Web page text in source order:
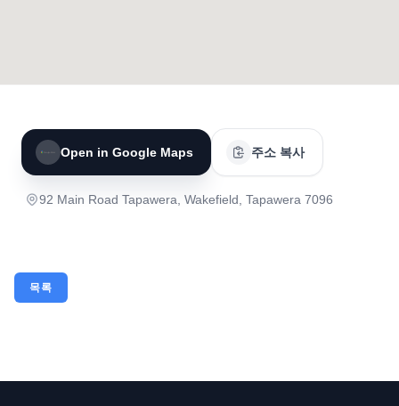
Open in Google Maps 주소 복사
92 Main Road Tapawera, Wakefield, Tapawera 7096
목록